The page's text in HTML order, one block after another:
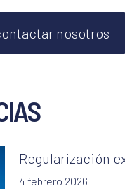
nosotros
Regularización
4 febrero 2026